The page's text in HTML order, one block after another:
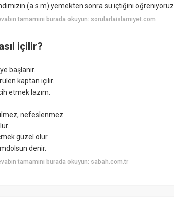
(a.s.m) yemekten sonra su içtiğini öğreniyoruz.
tamamını burada okuyun: sorularlaislamiyet.com
içilir?
başlanır.
kaptan içilir.
etmek lazım.
nefeslenmez.
güzel olur.
denir.
tamamını burada okuyun: sabah.com.tr